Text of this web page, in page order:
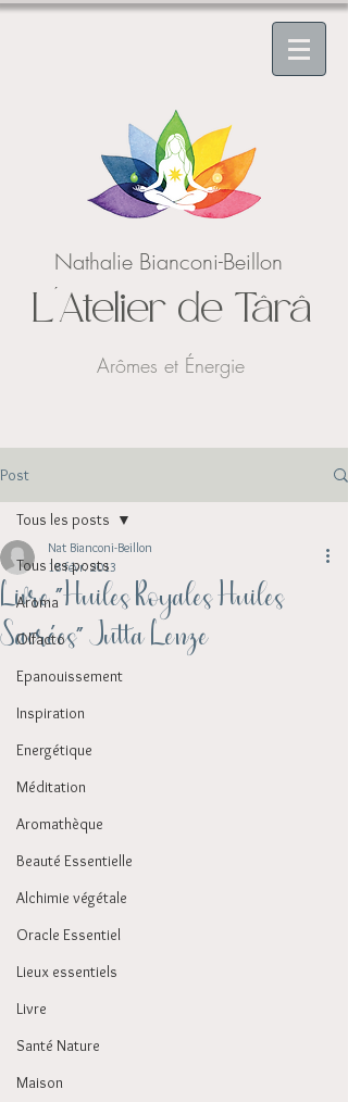
Nathalie Bianconi-Beillon
L'Atelier de Târâ
Arômes et Énergie
Post
Tous les posts
Aroma
Olfacto
Epanouissement
Inspiration
Energétique
Méditation
Aromathèque
Beauté Essentielle
Alchimie végétale
Oracle Essentiel
Lieux essentiels
Livre
Santé Nature
Maison
Tous les posts
Livre "Huiles Royales Huiles
Sacrées" Jutta Lenze
Nat Bianconi-Beillon
18 févr. 2013